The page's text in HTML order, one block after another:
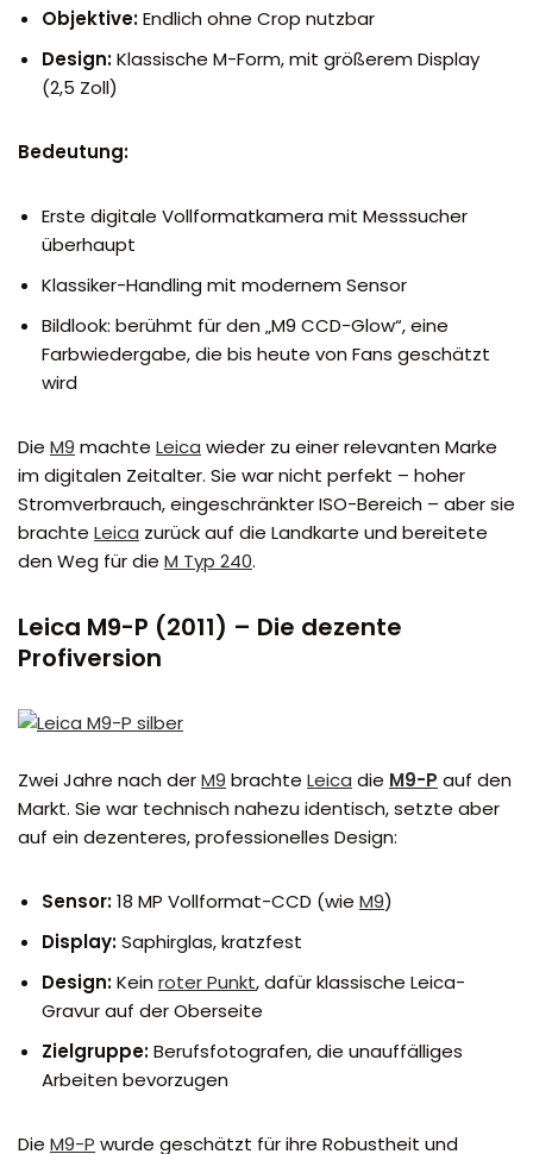
Objektive:Endlich ohne Crop nutzbar
Design:Klassische M-Form, mit größerem Display
(2,5 Zoll)
Bedeutung:
Erste digitale Vollformatkamera mit Messsucher
überhaupt
Klassiker-Handling mit modernem Sensor
Bildlook: berühmt für den „M9 CCD-Glow“, eine
Farbwiedergabe, die bis heute von Fans geschätzt
wird
Die M9 machte Leica wieder zu einer relevanten Marke
im digitalen Zeitalter. Sie war nicht perfekt – hoher
Stromverbrauch, eingeschränkter ISO-Bereich – aber sie
brachte Leica zurück auf die Landkarte und bereitete
den Weg für die M Typ 240.
Leica M9-P (2011) – Die dezente
Profiversion
Zwei Jahre nach derM9 brachte Leica die M9-P auf den
Markt. Sie war technisch nahezu identisch, setzte aber
auf ein dezenteres, professionelles Design:
Sensor:18 MP Vollformat-CCD (wie M9)
Display:Saphirglas, kratzfest
Design:Kein roter Punkt, dafür klassische Leica-
Gravur auf der Oberseite
Zielgruppe:Berufsfotografen, die unauffälliges
Arbeiten bevorzugen
Die M9-P wurde geschätzt für ihre Robustheit und